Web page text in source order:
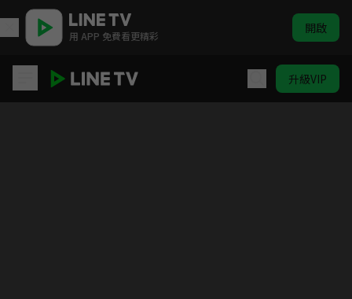
用 APP 免費看更精彩 開啟
升級VIP